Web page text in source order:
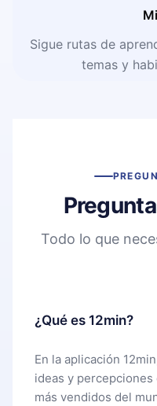
Sigue rutas de
temas y
Todo lo que
¿Qué es 12min?
En la aplicación
ideas y
más vendidos del